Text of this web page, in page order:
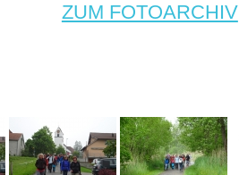
ZUM FOTOARCHIV